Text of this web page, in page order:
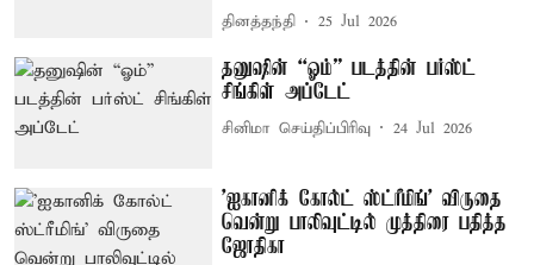
தினத்தந்தி 25 Jul 2026
தனுஷின் “ஓம்” படத்தின் பர்ஸ்ட்
சிங்கிள் அப்டேட்
சினிமா செய்திப்பிரிவு 24 Jul 2026
'ஐகானிக் கோல்ட் ஸ்ட்ரீமிங்' விருதை
வென்று பாலிவுட்டில் முத்திரை பதித்த
ஜோதிகா